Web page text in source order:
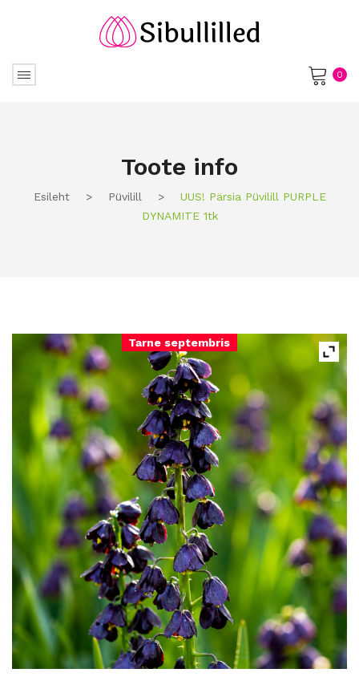
0
Toote info
Esileht > Püvilill >
UUS! Pärsia Püvilill PURPLE
DYNAMITE 1tk
Tarne septembris